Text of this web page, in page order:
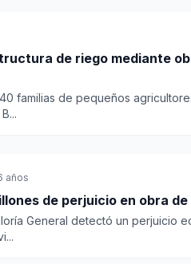
de riego mediante
familias de pequeños
años
de perjuicio en obra
General detectó un perjuicio